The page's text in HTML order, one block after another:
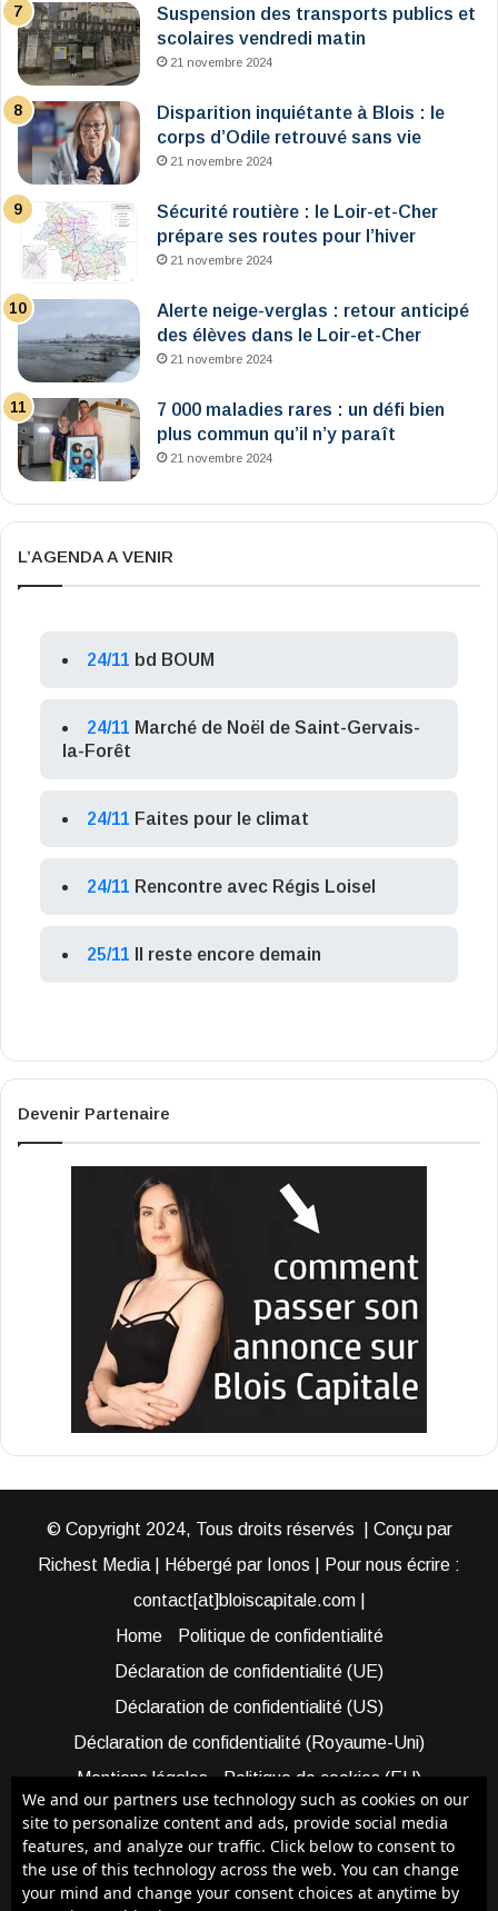
Suspension des transports publics et
scolaires vendredi matin
21 novembre 2024
Disparition inquiétante à Blois : le
corps d’Odile retrouvé sans vie
21 novembre 2024
Sécurité routière : le Loir-et-Cher
prépare ses routes pour l’hiver
21 novembre 2024
Alerte neige-verglas : retour anticipé
des élèves dans le Loir-et-Cher
21 novembre 2024
7 000 maladies rares : un défi bien
plus commun qu’il n’y paraît
21 novembre 2024
L’AGENDA A VENIR
24/11 bd BOUM
24/11 Marché de Noël de Saint-Gervais-
la-Forêt
24/11 Faites pour le climat
24/11 Rencontre avec Régis Loisel
25/11 Il reste encore demain
Devenir Partenaire
© Copyright 2024, Tous droits réservés | Conçu par
Richest Media | Hébergé par Ionos | Pour nous écrire :
contact[at]bloiscapitale.com |
Home
Politique de confidentialité
Déclaration de confidentialité (UE)
Déclaration de confidentialité (US)
Déclaration de confidentialité (Royaume-Uni)
Mentions légales
Politique de cookies (EU)
Cookie Policy (AUS)
Cookie Policy (US)
Qui sommes-nous ?
Participer à Blois Capitale
Bénéficier d’une assistance
We and our partners use technology such as cookies on our
site to personalize content and ads, provide social media
features, and analyze our traffic. Click below to consent to
the use of this technology across the web. You can change
your mind and change your consent choices at anytime by